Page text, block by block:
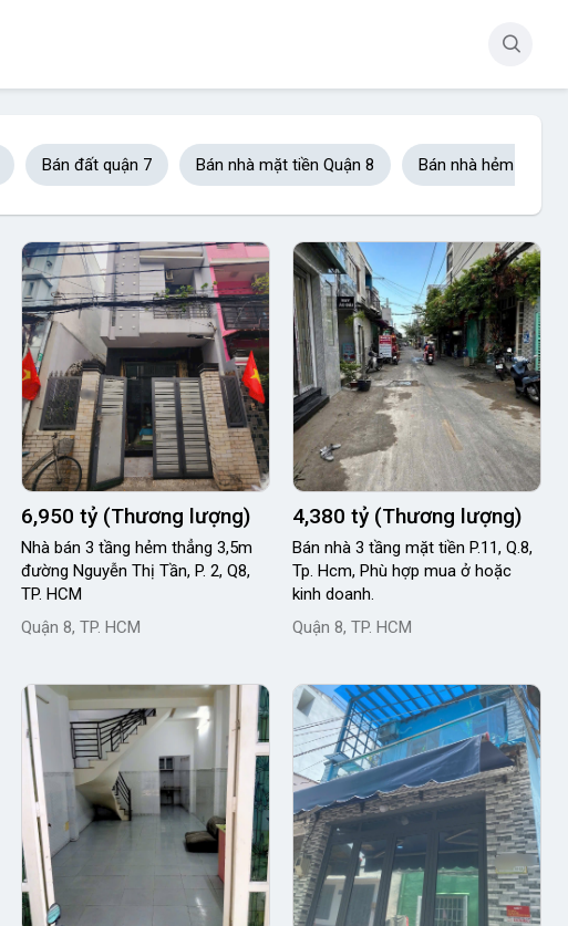
Bán đất quận 7 Bán nhà mặt tiền Quận 8 Bán nhà hẻm xe hơi
6,950 tỷ (Thương lượng)
Nhà bán 3 tầng hẻm thẳng 3,5m
đường Nguyễn Thị Tần, P. 2, Q8,
TP. HCM
Quận 8, TP. HCM
4,380 tỷ (Thương lượng)
Bán nhà 3 tầng mặt tiền P.11, Q.8,
Tp. Hcm, Phù hợp mua ở hoặc
kinh doanh.
Quận 8, TP. HCM